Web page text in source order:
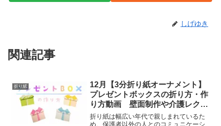
しげゆき
関連記事
折り紙
12月【3分折り紙オーナメント】
プレゼントボックスの折り方・作
り方動画 壁面制作や介護レクに
⭐簡単な平面タイプの作り方動画
⭐1枚でできる⭐リボン付き⭐クリ
折り紙は幅広い年代で親しまれているた
め、保護者以外の人とのコミュニケーシ